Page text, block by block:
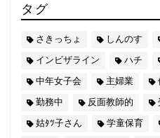
タグ
さきっちょ しんのす
インビザライン
ハチ
中年女子会
主婦業
勤務中
反面教師的
姑ﾀﾂ子さん
学童保育